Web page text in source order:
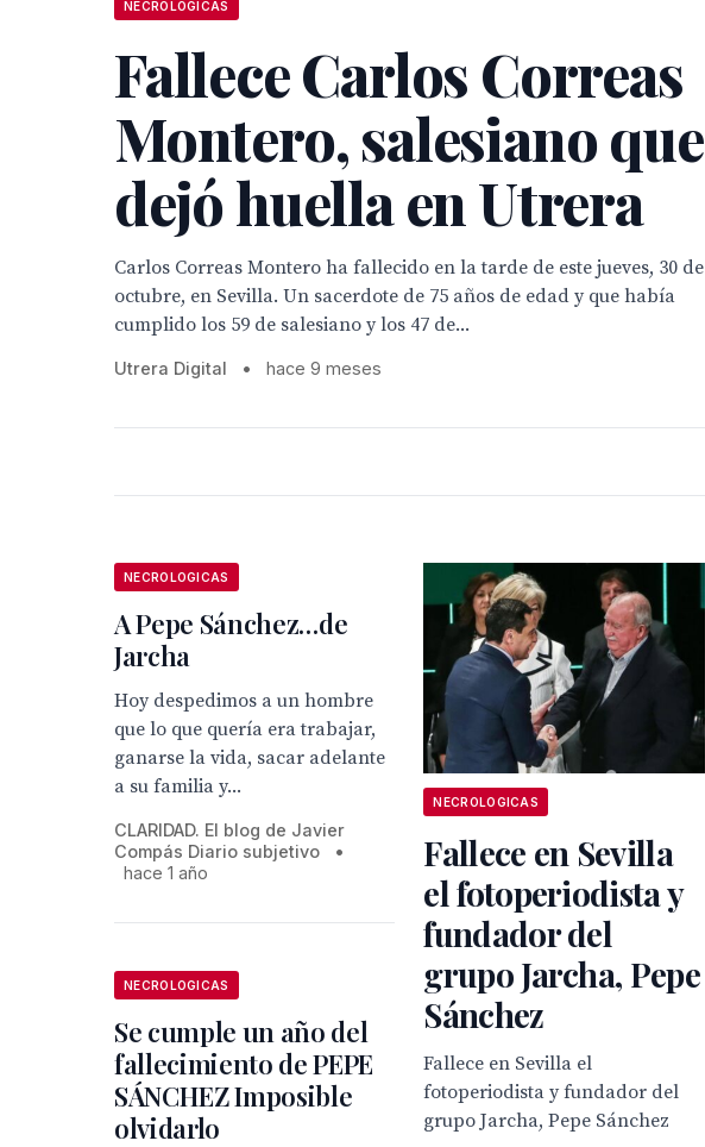
NECROLOGICAS
Fallece Carlos Correas
Montero, salesiano que
dejó huella en Utrera
Carlos Correas Montero ha fallecido en la tarde de este jueves, 30 de
octubre, en Sevilla. Un sacerdote de 75 años de edad y que había
cumplido los 59 de salesiano y los 47 de...
Utrera Digital • hace 9 meses
NECROLOGICAS
A Pepe Sánchez…de
Jarcha
Hoy despedimos a un hombre
que lo que quería era trabajar,
ganarse la vida, sacar adelante
a su familia y...
CLARIDAD. El blog de Javier
Compás Diario subjetivo
•
hace 1 año
NECROLOGICAS
Fallece en Sevilla
el fotoperiodista y
fundador del
grupo Jarcha, Pepe
Sánchez
Fallece en Sevilla el
fotoperiodista y fundador del
grupo Jarcha, Pepe Sánchez
NECROLOGICAS
Se cumple un año del
fallecimiento de PEPE
SÁNCHEZ Imposible
olvidarlo